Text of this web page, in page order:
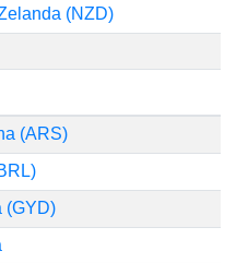
(NZD)
(ARS)
(GYD)